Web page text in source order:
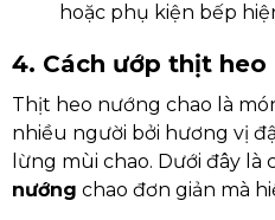
hoặc phụ kiện bếp
4. Cách ướp thịt heo
Thịt heo nướng chao là
nhiều người bởi hương vị
lừng mùi chao. Dưới đây là
nướng chao đơn giản mà